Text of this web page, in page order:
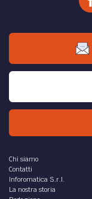
Chi siamo
Contatti
Inforomatica S.r.l.
La nostra storia